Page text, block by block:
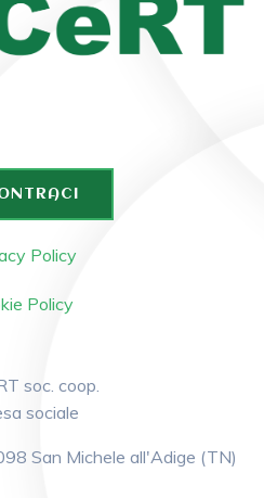
Policy
Policy
soc. coop.
sociale
San Michele all'Adige (TN)